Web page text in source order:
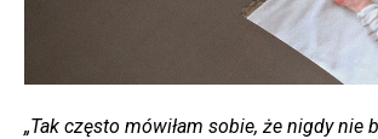
„Tak często mówiłam sobie, że nigdy nie